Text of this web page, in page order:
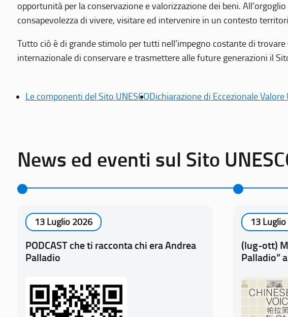
opportunità per la conservazione e valorizzazione dei beni.
consapevolezza di vivere, visitare ed intervenire in un contesto
Tutto ciò è di grande stimolo per tutti nell’impegno costante di
internazionale di conservare e trasmettere alle future generazioni il
Le componenti del Sito UNESCODichiarazione di Eccezionale Valore
News ed eventi sul Sito
13 Luglio 2026
PODCAST che ti racconta chi era Andrea
Palladio
13
(lug-ott)
Palladio”